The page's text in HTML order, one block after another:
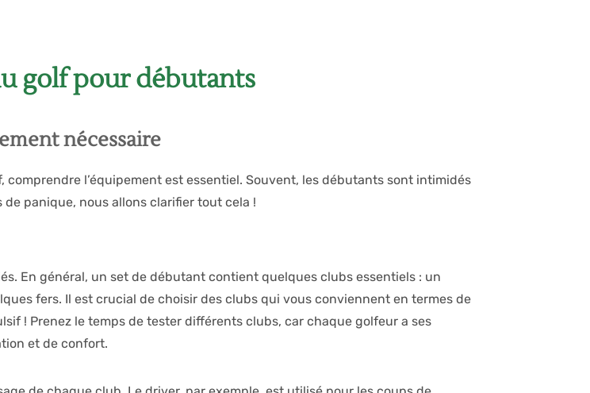
golf pour débutants
nécessaire
comprendre l’équipement est essentiel. Souvent, les débutants sont intimidés
panique, nous allons clarifier tout cela !
En général, un set de débutant contient quelques clubs essentiels : un
fers. Il est crucial de choisir des clubs qui vous conviennent en termes de
! Prenez le temps de tester différents clubs, car chaque golfeur a ses
et de confort.